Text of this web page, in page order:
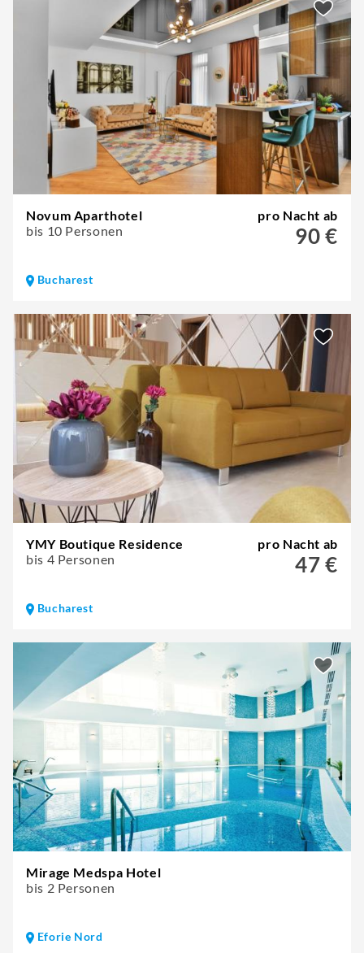
Novum Aparthotel
bis 10 Personen
pro Nacht ab
90 €
Bucharest
YMY Boutique Residence
bis 4 Personen
pro Nacht ab
47 €
Bucharest
Mirage Medspa Hotel
bis 2 Personen
Eforie Nord